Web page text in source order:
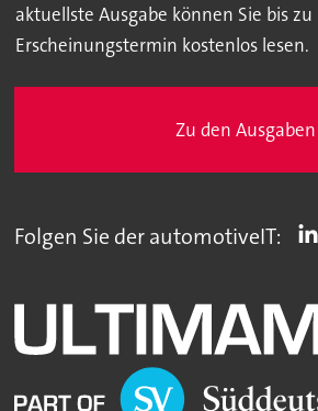
aktuellste Ausgabe können Sie bis zu
Erscheinungstermin kostenlos lesen.
Zu den Ausgaben
Folgen Sie der automotiveIT: